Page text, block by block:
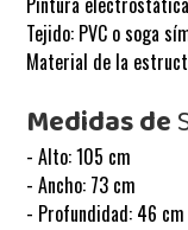
Tejido: PVC o soga
Material de la
Medidas de
- Alto: 105 cm
- Ancho: 73 cm
- Profundidad: 46 cm